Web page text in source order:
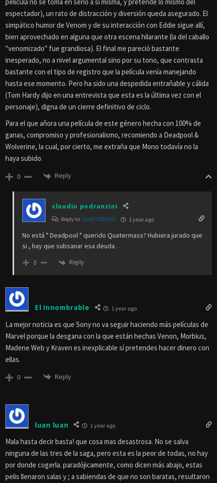
película no se toma en serio a sí misma, y pretende lo mismo del
espectador), un rato de distracción y diversión queda asegurado. El
simpático humor de Venom y de su interacción con Eddie sigue allí,
bien aprovechado en alguna que otra escena hilarante (la del caballo
"venomizado" fue grandiosa). El final me pareció bastante
inesperado, no a nivel argumental sino por su tono, que contrasta
bastante con el tipo de registro que la película venía manejando
hasta ese momento. Pero ha sido una despedida entrañable y cálida
(Tom Hardy dijo en una entrevista que esta es la última vez con el
personaje), digna de un cierre definitivo de ciclo.
Para el que añora una película de este género hecha con 100% de
ganas, compromiso y profesionalismo, recomiendo a Deadpool &
Wolverine, la cual, por cierto, me extraña que Mono todavía no la
haya subido.
0 Reply
claudio pedranzini
Reply to QUATERMASS 1 year ago
No está " Deadpool " querido Quatermass? Hubiera jurado que
si , hay que subsanar esa deuda .
0 Reply
El Innombrable 1 year ago
La mejor noticia es que Sony no va seguir haciendo más películas de
Marvel porque la desgana con la que están hechas Venon, Morbius,
Madene Web y Kraven es inexplicable sí pretendes hacer dinero con
ellas.
0 Reply
luan luan 1 year ago
Mala hasta decir basta! que cosa mas desastrosa. No se salva
ninguna de las tres de la saga, pero esta es la peor de todas, no hay
por donde cogerla. paradójicamente, como dicen más abajo, estas
pelis llenaron salas y ; a sabiendas de que no son baratas, resultaron